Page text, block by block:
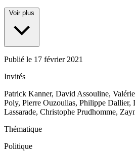
Voir plus
Publié le 17 février 2021
Invités
Patrick Kanner, David Assouline,
Poly, Pierre Ouzoulias, Philippe Dallier,
Lassarade, Christophe Prudhomme,
Thématique
Politique